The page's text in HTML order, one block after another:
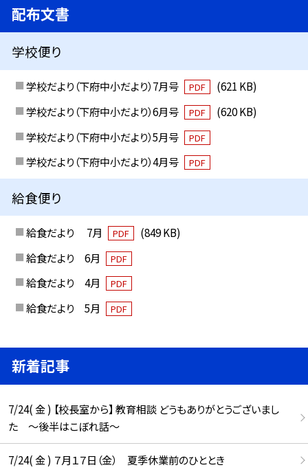
配布文書
学校便り
学校だより（下府中小だより）7月号 PDF
(621 KB)
学校だより（下府中小だより）6月号
PDF
(620 KB)
学校だより（下府中小だより）5月号
PDF
学校だより（下府中小だより）4月号 PDF
給食便り
給食だより 7月 PDF
(849 KB)
給食だより 6月
PDF
給食だより 4月 PDF
給食だより 5月 PDF
新着記事
7/24( 金 ) 【校長室から】 教育相談 どうもありがとうございまし
た ～後半はこぼれ話～
7/24( 金 ) ７月１７日（金） 夏季休業前のひととき